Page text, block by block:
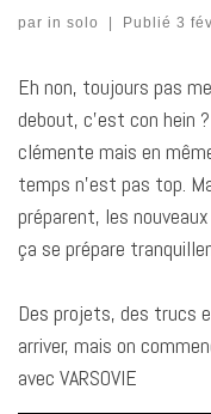
par in solo | Publié 3
Eh non, toujours pas
debout, c’est con hein
clémente mais en
temps n’est pas top.
préparent, les
ça se prépare
Des projets, des trucs
arriver, mais on
avec VARSOVIE